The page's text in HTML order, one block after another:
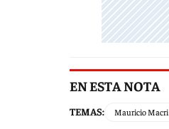
EN ESTA NOTA
TEMAS: Mauricio Macri